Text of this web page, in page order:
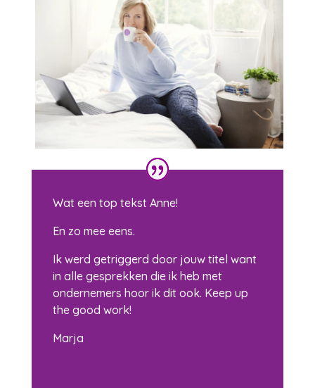
Wat een top tekst Anne!
En zo mee eens.
Ik werd getriggerd door jouw titel want
in alle gesprekken die ik heb met
ondernemers hoor ik dit ook. Keep up
the good work!
Marja